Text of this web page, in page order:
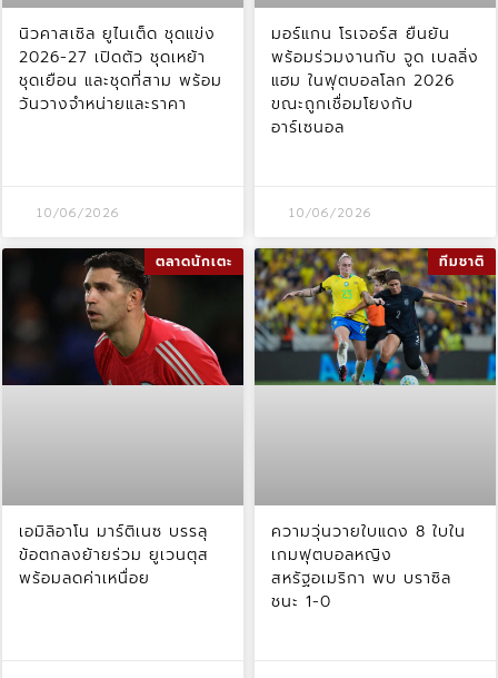
นิวคาสเซิล ยูไนเต็ด ชุดแข่ง
2026-27 เปิดตัว ชุดเหย้า
ชุดเยือน และชุดที่สาม พร้อม
วันวางจำหน่ายและราคา
10/06/2026
มอร์แกน โรเจอร์ส ยืนยัน
พร้อมร่วมงานกับ จูด เบลลิ่ง
แฮม ในฟุตบอลโลก 2026
ขณะถูกเชื่อมโยงกับ
อาร์เซนอล
10/06/2026
ตลาดนักเตะ
เอมิลิอาโน มาร์ติเนซ บรรลุ
ข้อตกลงย้ายร่วม ยูเวนตุส
พร้อมลดค่าเหนื่อย
ทีมชาติ
ความวุ่นวายใบแดง 8 ใบใน
เกมฟุตบอลหญิง
สหรัฐอเมริกา พบ บราซิล
ชนะ 1-0